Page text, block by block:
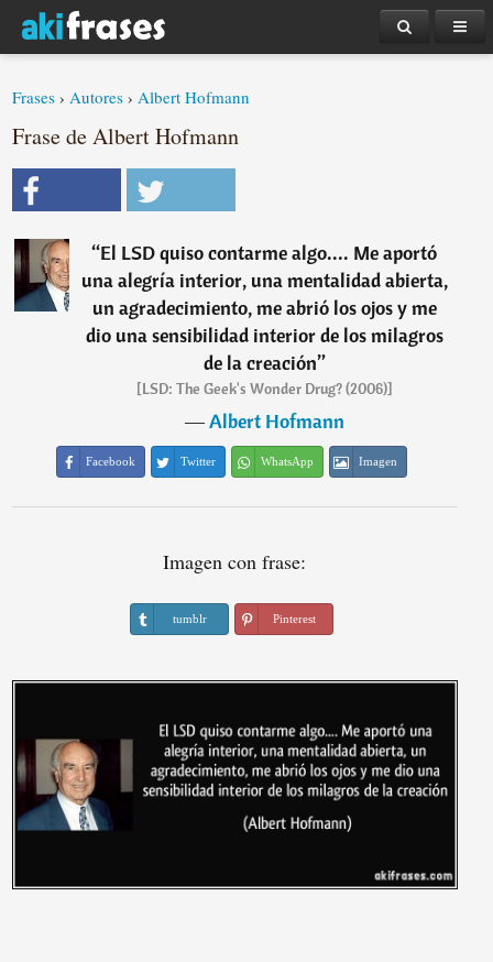
Frases ›Autores ›Albert Hofmann
Frase de Albert Hofmann
“El LSD quiso contarme algo.... Me aportó
una alegría interior, una mentalidad abierta,
un agradecimiento, me abrió los ojos y me
dio una sensibilidad interior de los milagros
de la creación”
[LSD: The Geek's Wonder Drug? (2006)]
―Albert Hofmann
Facebook Twitter WhatsApp Imagen
Imagen con frase:
tumblr Pinterest